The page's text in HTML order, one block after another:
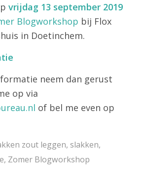
vrijdag 13 september 2019
Blogworkshop bij Flox
in Doetinchem.
neem dan gerust
op via
of bel me even op
zout leggen, slakken,
, Zomer Blogworkshop